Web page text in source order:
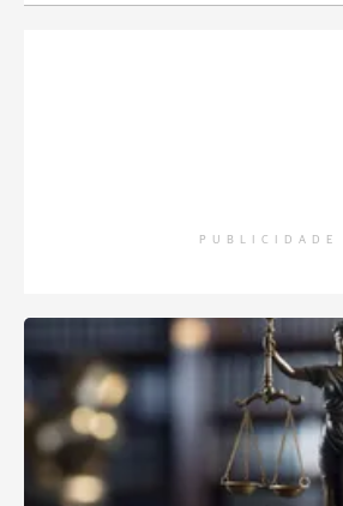
PUBLICIDADE